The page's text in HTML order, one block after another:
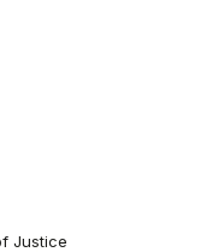
Justice